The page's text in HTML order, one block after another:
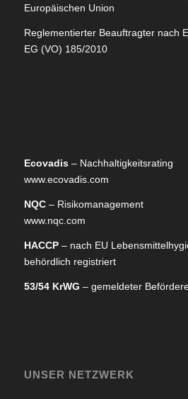
Europäischen Union
Reglementierter Beauftragter nach
EG (VO) 185/2010
Ecovadis– Nachhaltigkeitsrating
www.ecovadis.com
NQC– Risikomanagement
www.nqc.com
HACCP– nach EU
behördlich registriert
53/54 KrWG – gemeldeter
UNSER NETZWERK